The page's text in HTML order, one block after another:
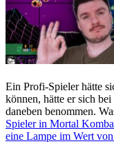
Ein Profi-Spieler hätte
können, hätte er sich
daneben benommen.
Spieler in Mortal
eine Lampe im Wert